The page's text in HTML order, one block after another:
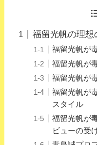
福留光帆の理
福留光帆が
福留光帆が
福留光帆が
福留光帆が
スタイル
福留光帆が
ビューの受